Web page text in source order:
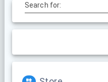
Search for: